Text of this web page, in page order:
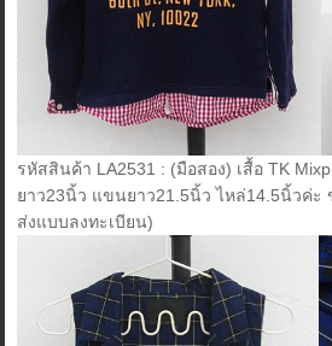
รหัสสินค้า LA2531 : (มือสอง) เสื้อ TK
ยาว23นิ้ว แขนยาว21.5นิ้ว ไหล่14.5นิ้วค่ะ
ส่งแบบลงทะเบียน)